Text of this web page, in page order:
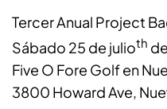
Tercer Anual Project
Sábado 25 de julioth
Five O Fore Golf en
3800 Howard Ave,